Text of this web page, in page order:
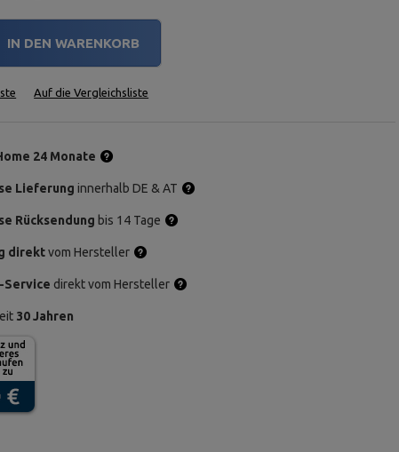
IN DEN WARENKORB
Auf die Vergleichsliste
24 Monate
Lieferung innerhalb DE & AT
Rücksendung bis 14 Tage
direktvom Hersteller
Service direkt vom Hersteller
30 Jahren